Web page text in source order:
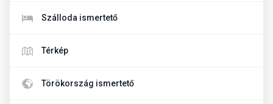
Szálloda ismertető
Térkép
Törökország ismertető